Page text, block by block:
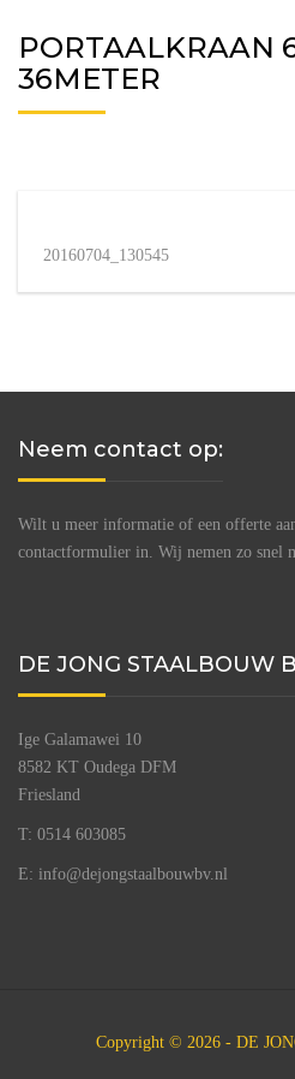
PORTAALKRAAN
36METER
20160704_130545
Neem contact op:
Wilt u meer informatie of een offerte
contactformulier in. Wij nemen zo snel
DE JONG STAALBOUW
Ige Galamawei 10
8582 KT Oudega DFM
Friesland
T: 0514 603085
E: info@dejongstaalbouwbv.nl
Copyright © 2026 - DE